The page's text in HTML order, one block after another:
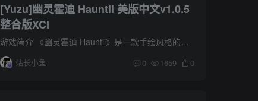
[Yuzu]幽灵霍迪 Hauntii 美版中文v1.0.5
整合版XCI
游戏简介 《幽灵霍迪 Hauntii》是一款手绘风格的解谜游戏。系统18.1.0 扮演Hauntii，一个天真但勇敢的幽灵，不懈追求答案。一群神秘的发光生物，被称为Eternians，引导迷失的灵魂到一个不祥的中...
站长小鱼 0 1659 0